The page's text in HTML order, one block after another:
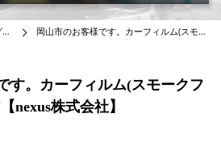
) 岡山市のお客様です。カーフィルム(スモークフィルム) アクア【nexus株式会社】
す。カーフィルム(スモークフ
nexus株式会社】